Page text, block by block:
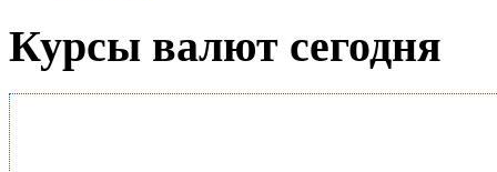
Курсы валют сегодня